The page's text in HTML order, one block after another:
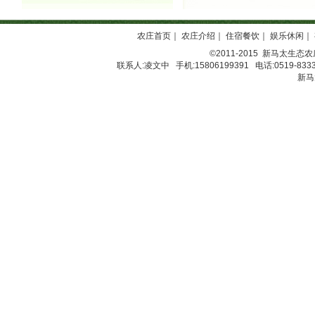
农庄首页｜ 农庄介绍 住宿餐饮｜ 娱乐休闲
©2011-2015 新马太生态农
联系人:凌文中 手机:15806199391 电话:0519-
新